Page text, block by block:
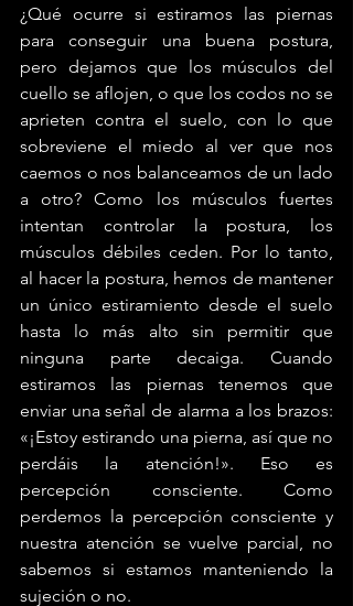
¿Qué ocurre si estiramos las piernas
para conseguir una buena postura,
pero dejamos que los músculos del
cuello se aflojen, o que los codos no se
aprieten contra el suelo, con lo que
sobreviene el miedo al ver que nos
caemos o nos balanceamos de un lado
a otro? Como los músculos fuertes
intentan controlar la postura, los
músculos débiles ceden. Por lo tanto,
al hacer la postura, hemos de mantener
un único estiramiento desde el suelo
hasta lo más alto sin permitir que
ninguna parte decaiga. Cuando
estiramos las piernas tenemos que
enviar una señal de alarma a los brazos:
«¡Estoy estirando una pierna, así que no
perdáis la atención!». Eso es
percepción consciente. Como
perdemos la percepción consciente y
nuestra atención se vuelve parcial, no
sabemos si estamos manteniendo la
sujeción o no.